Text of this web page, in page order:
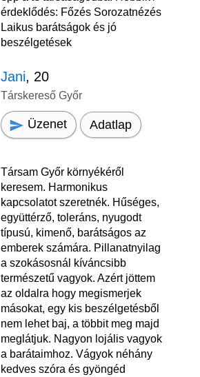
érdeklődés: Főzés Sorozatnézés
Laikus barátságok és jó
beszélgetések
Jani, 20
Társkereső Győr
Üzenet Adatlap
Társam Győr környékéről
keresem. Harmonikus
kapcsolatot szeretnék. Hűséges,
együttérző, toleráns, nyugodt
típusú, kimenő, barátságos az
emberek számára. Pillanatnyilag
a szokásosnál kíváncsibb
természetű vagyok. Azért jöttem
az oldalra hogy megismerjek
másokat, egy kis beszélgetésből
nem lehet baj, a többit meg majd
meglátjuk. Nagyon lojális vagyok
a barátaimhoz. Vágyok néhány
kedves szóra és gyöngéd